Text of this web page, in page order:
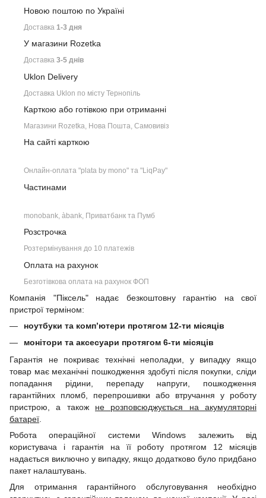
Новою поштою по Україні
Доставка 1-3 дня
У магазини Rozetka
Доставка 3-5 днів
Uklon Delivery
Доставка Uklon по місту Тернопіль
Карткою або готівкою при отриманні
Магазини Rozetka, Нова Пошта, Самовивіз
На сайті карткою
Онлайн-оплата "plata by mono" та "LiqPay"
Частинами
monobank, àbank, Приватбанк та Пумб
Розстрочка
Розтермінування до 10 платежів
Оплата на рахунок
Безготівкова оплата на рахунок ФОП
Компанія "Піксель" надає безкоштовну гарантію на свої
пристрої терміном:
ноутбуки та комп’ютери протягом 12-ти місяців
монітори та аксесуари протягом 6-ти місяців
Гарантія не покриває технічні неполадки, у випадку якщо
товар має механічні пошкодження здобуті після покупки, сліди
попадання рідини, перепаду напруги, пошкодження
гарантійних пломб, перепрошивки або втручання у роботу
пристрою, а також не розповсюджується на акумуляторні
батареї
Робота операційної системи Windows залежить від
користувача і гарантія на її роботу протягом 12 місяців
надається виключно у випадку, якщо додатково було придбано
пакет налаштувань.
Для отримання гарантійного обслуговування необхідно